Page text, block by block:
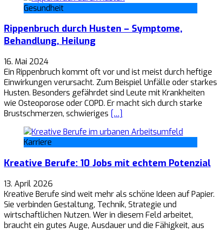
Gesundheit
Rippenbruch durch Husten – Symptome,
Behandlung, Heilung
16. Mai 2024
Ein Rippenbruch kommt oft vor und ist meist durch heftige
Einwirkungen verursacht. Zum Beispiel Unfälle oder starkes
Husten. Besonders gefährdet sind Leute mit Krankheiten
wie Osteoporose oder COPD. Er macht sich durch starke
Brustschmerzen, schwieriges […]
Karriere
Kreative Berufe: 10 Jobs mit echtem Potenzial
13. April 2026
Kreative Berufe sind weit mehr als schöne Ideen auf Papier.
Sie verbinden Gestaltung, Technik, Strategie und
wirtschaftlichen Nutzen. Wer in diesem Feld arbeitet,
braucht ein gutes Auge, Ausdauer und die Fähigkeit, aus